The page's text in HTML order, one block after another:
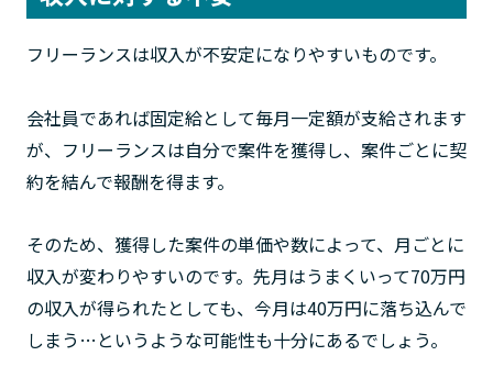
フリーランスは収入が不安定になりやすいものです。
会社員であれば固定給として毎月一定額が支給されます
が、フリーランスは自分で案件を獲得し、案件ごとに契
約を結んで報酬を得ます。
そのため、獲得した案件の単価や数によって、月ごとに
収入が変わりやすいのです。先月はうまくいって70万円
の収入が得られたとしても、今月は40万円に落ち込んで
しまう…というような可能性も十分にあるでしょう。